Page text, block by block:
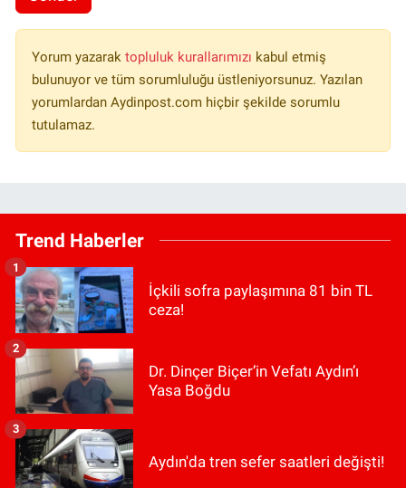
Yorum yazarak topluluk kurallarımızı kabul etmiş
bulunuyor ve tüm sorumluluğu üstleniyorsunuz. Yazılan
yorumlardan Aydinpost.com hiçbir şekilde sorumlu
tutulamaz.
Trend Haberler
İçkili sofra paylaşımına 81 bin TL
ceza!
1
Dr. Dinçer Biçer’in Vefatı Aydın’ı
Yasa Boğdu
2
Aydın'da tren sefer saatleri değişti!
3